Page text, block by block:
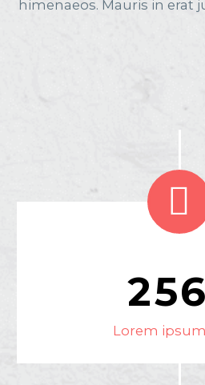
himenaeos. Mauris in erat


256
Lorem